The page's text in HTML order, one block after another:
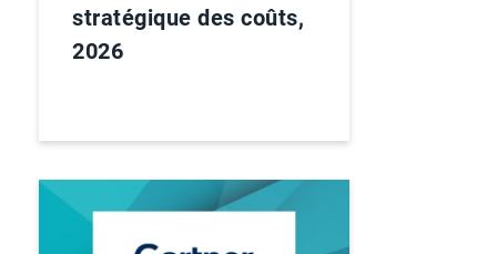
stratégique des coûts,
2026